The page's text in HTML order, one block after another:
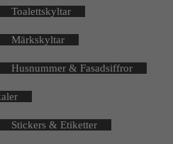
Toalettskyltar
Märkskyltar
Husnummer & Fasadsiffror
Stickers & Etiketter